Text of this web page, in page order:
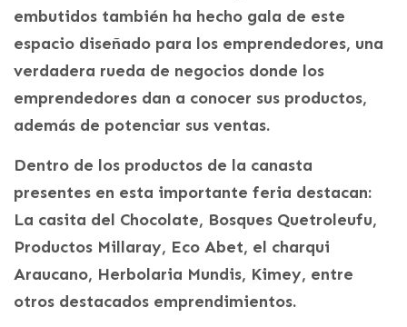
embutidos también ha hecho gala de este
espacio diseñado para los emprendedores, una
verdadera rueda de negocios donde los
emprendedores dan a conocer sus productos,
además de potenciar sus ventas.
Dentro de los productos de la canasta
presentes en esta importante feria destacan:
La casita del Chocolate, Bosques Quetroleufu,
Productos Millaray, Eco Abet, el charqui
Araucano, Herbolaria Mundis, Kimey, entre
otros destacados emprendimientos.